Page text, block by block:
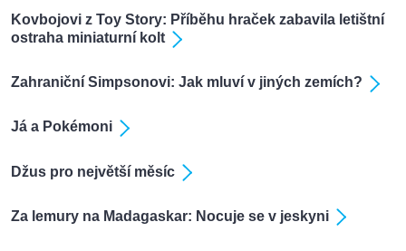
Kovbojovi z Toy Story: Příběhu hraček zabavila letištní
ostraha miniaturní kolt
Zahraniční Simpsonovi: Jak mluví v jiných zemích?
Já a Pokémoni
Džus pro největší měsíc
Za lemury na Madagaskar: Nocuje se v jeskyni